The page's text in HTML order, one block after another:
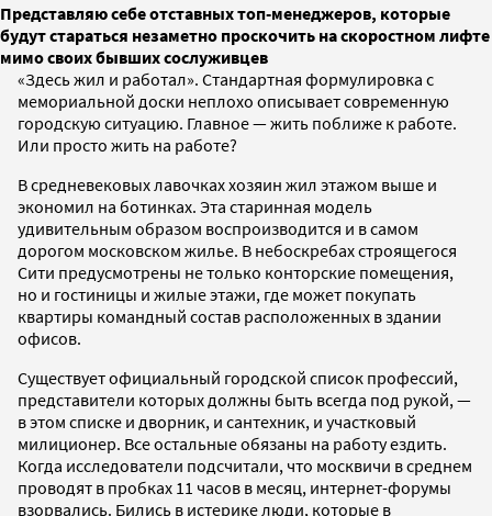
Представляю себе отставных топ-менеджеров, которые
будут стараться незаметно проскочить на скоростном лифте
мимо своих бывших сослуживцев
«Здесь жил и работал». Стандартная формулировка с
мемориальной доски неплохо описывает современную
городскую ситуацию. Главное — жить поближе к работе.
Или просто жить на работе?
В средневековых лавочках хозяин жил этажом выше и
экономил на ботинках. Эта старинная модель
удивительным образом воспроизводится и в самом
дорогом московском жилье. В небоскребах строящегося
Сити предусмотрены не только конторские помещения,
но и гостиницы и жилые этажи, где может покупать
квартиры командный состав расположенных в здании
офисов.
Существует официальный городской список профессий,
представители которых должны быть всегда под рукой, —
в этом списке и дворник, и сантехник, и участковый
милиционер. Все остальные обязаны на работу ездить.
Когда исследователи подсчитали, что москвичи в среднем
проводят в пробках 11 часов в месяц, интернет-форумы
взорвались. Бились в истерике люди, которые в